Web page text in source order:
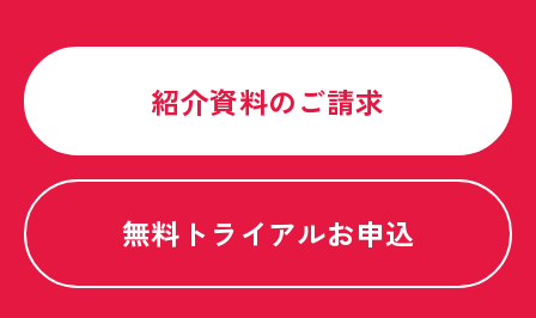
紹介資料のご請求
無料トライアルお申込